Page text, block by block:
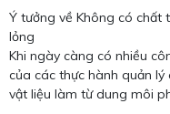
Ý tưởng về Không có chất
lỏng
Khi ngày càng có nhiều
của các thực hành quản
vật liệu làm từ dung môi